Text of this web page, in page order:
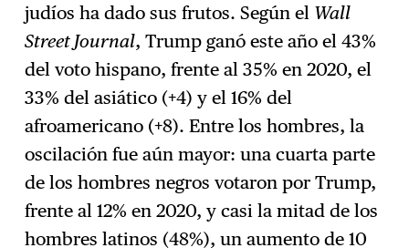
judíos ha dado sus frutos. Según el Wall
Street Journal, Trump ganó este año el 43%
del voto hispano, frente al 35% en 2020, el
33% del asiático (+4) y el 16% del
afroamericano (+8). Entre los hombres, la
oscilación fue aún mayor: una cuarta parte
de los hombres negros votaron por Trump,
frente al 12% en 2020, y casi la mitad de los
hombres latinos (48%), un aumento de 10